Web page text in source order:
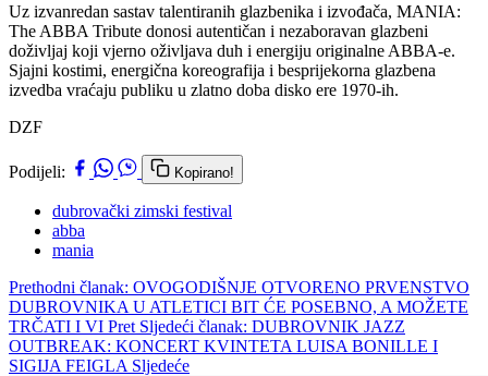
Uz izvanredan sastav talentiranih glazbenika i izvođača, MANIA:
The ABBA Tribute donosi autentičan i nezaboravan glazbeni
doživljaj koji vjerno oživljava duh i energiju originalne ABBA-e.
Sjajni kostimi, energična koreografija i besprijekorna glazbena
izvedba vraćaju publiku u zlatno doba disko ere 1970-ih.
DZF
Podijeli: Kopirano!
dubrovački zimski festival
abba
mania
Prethodni članak: OVOGODIŠNJE OTVORENO PRVENSTVO
DUBROVNIKA U ATLETICI BIT ĆE POSEBNO, A MOŽETE
TRČATI I VI Pret Sljedeći članak: DUBROVNIK JAZZ
OUTBREAK: KONCERT KVINTETA LUISA BONILLE I
SIGIJA FEIGLA Sljedeće